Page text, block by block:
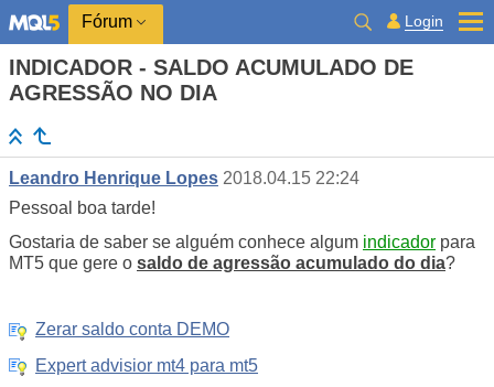
Fórum Login
INDICADOR - SALDO ACUMULADO DE
AGRESSÃO NO DIA
Leandro Henrique Lopes 2018.04.15 22:24
Pessoal boa tarde!
Gostaria de saber se alguém conhece algum indicador para
MT5 que gere o saldo de agressão acumulado do dia?
Zerar saldo conta DEMO
Expert advisior mt4 para mt5